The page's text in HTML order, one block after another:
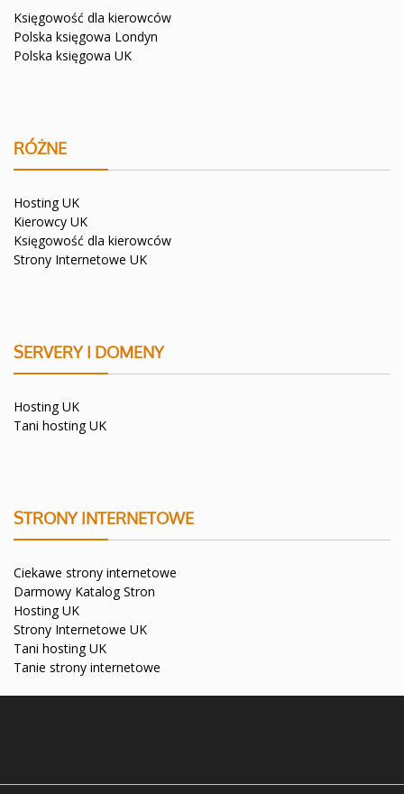
Księgowość dla kierowców
Polska księgowa Londyn
Polska księgowa UK
RÓŻNE
Hosting UK
Kierowcy UK
Księgowość dla kierowców
Strony Internetowe UK
SERVERY I DOMENY
Hosting UK
Tani hosting UK
STRONY INTERNETOWE
Ciekawe strony internetowe
Darmowy Katalog Stron
Hosting UK
Strony Internetowe UK
Tani hosting UK
Tanie strony internetowe